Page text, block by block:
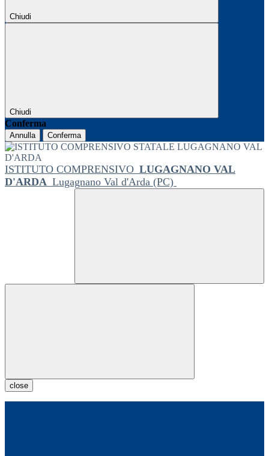
Chiudi
Chiudi
Conferma
Annulla Conferma
ISTITUTO COMPRENSIVO LUGAGNANO VAL
D'ARDA Lugagnano Val d'Arda (PC)
close